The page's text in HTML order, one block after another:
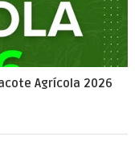
Agrícola 2026